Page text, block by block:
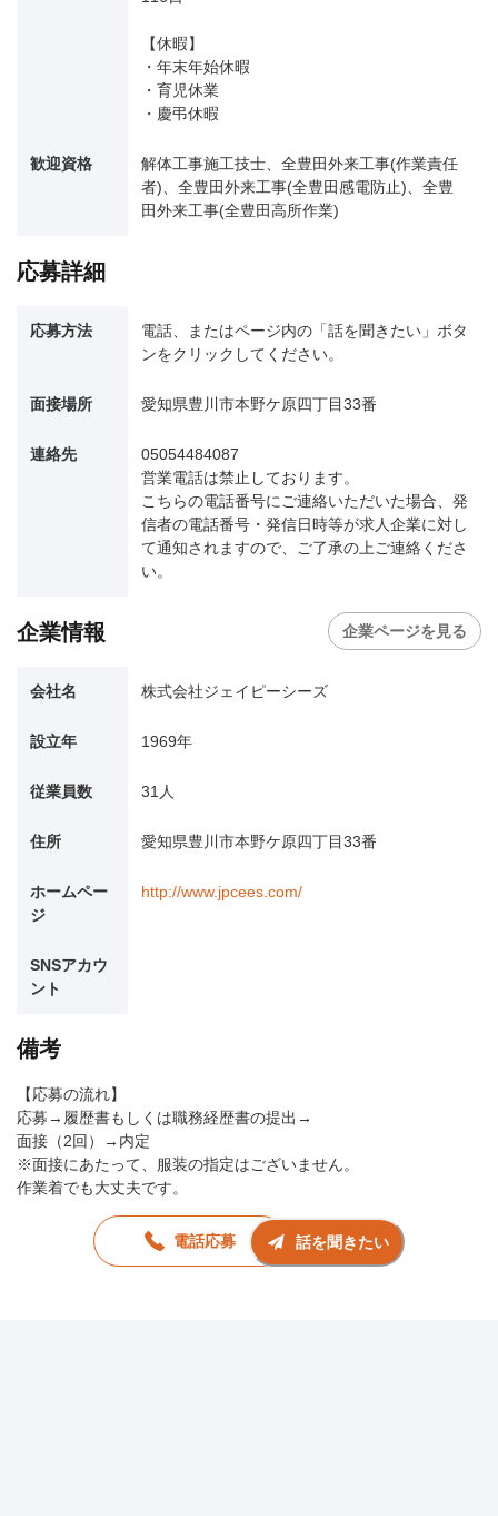
【休暇】
・年末年始休暇
・育児休業
・慶弔休暇
歓迎資格
解体工事施工技士、全豊田外来工事(作業責任
者)、全豊田外来工事(全豊田感電防止)、全豊
田外来工事(全豊田高所作業)
応募詳細
応募方法
電話、またはページ内の「話を聞きたい」ボタ
ンをクリックしてください。
面接場所 愛知県豊川市本野ケ原四丁目33番
連絡先
05054484087
営業電話は禁止しております。
こちらの電話番号にご連絡いただいた場合、発
信者の電話番号・発信日時等が求人企業に対し
て通知されますので、ご了承の上ご連絡くださ
い。
企業情報 企業ページを見る
会社名 株式会社ジェイピーシーズ
設立年 1969年
従業員数 31人
住所 愛知県豊川市本野ケ原四丁目33番
ホームペー
ジ
http://www.jpcees.com/
SNSアカウ
ント
備考
【応募の流れ】
応募→履歴書もしくは職務経歴書の提出→
面接（2回）→内定
※面接にあたって、服装の指定はございません。
作業着でも大丈夫です。
電話応募 話を聞きたい